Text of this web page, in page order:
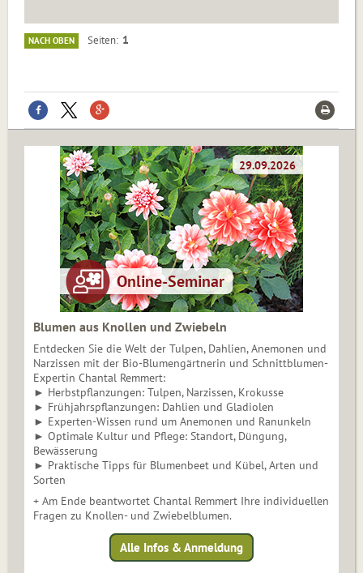
NACH OBEN Seiten 1
Blumen aus Knollen und Zwiebeln
Entdecken Sie die Welt der Tulpen, Dahlien, Anemonen und
Narzissen mit der Bio-Blumengärtnerin und Schnittblumen-
Expertin Chantal Remmert:
► Herbstpflanzungen: Tulpen, Narzissen, Krokusse
► Frühjahrspflanzungen: Dahlien und Gladiolen
► Experten-Wissen rund um Anemonen und Ranunkeln
► Optimale Kultur und Pflege: Standort, Düngung,
Bewässerung
► Praktische Tipps für Blumenbeet und Kübel, Arten und
Sorten
+ Am Ende beantwortet Chantal Remmert Ihre individuellen
Fragen zu Knollen- und Zwiebelblumen.
Alle Infos & Anmeldung